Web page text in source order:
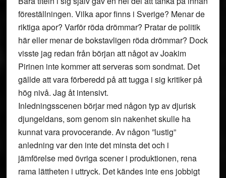
föreställningen. Vilka apor finns i Sverige? Menar de
riktiga apor? Varför röda drömmar? Pratar de politik
här eller menar de bokstavligen röda drömmar? Dock
visste jag redan från början att något av Joakim
Pirinen inte kommer att serveras som sondmat. Det
gällde att vara förberedd på att tugga i sig kritiker på
hög nivå. Jag åt intensivt.
Inledningsscenen börjar med någon typ av djurisk
djungeldans, som genom sin nakenhet skulle ha
kunnat vara provocerande. Av någon ”lustig”
anledning var den inte det minsta det och i
jämförelse med övriga scener i produktionen, rena
rama lättheten i uttryck. Det kändes inte ens jobbigt